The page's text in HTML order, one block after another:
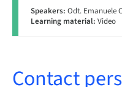
Speakers: Odt. Emanuele
Learning material: Video
Contact